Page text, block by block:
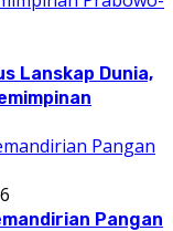
Lanskap Dunia,
Pangan